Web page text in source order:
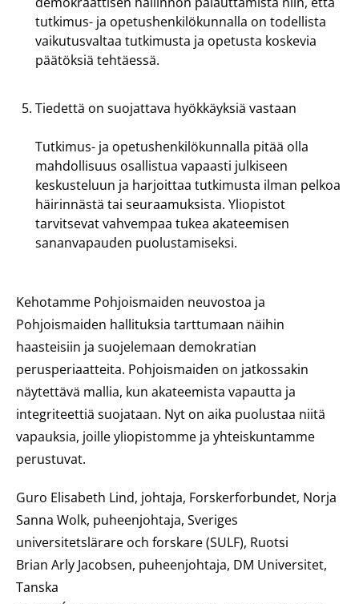
tutkimus- ja opetushenkilökunnalla on todellista
vaikutusvaltaa tutkimusta ja opetusta koskevia
päätöksiä tehtäessä.
Tiedettä on suojattava hyökkäyksiä vastaan
Tutkimus- ja opetushenkilökunnalla pitää olla
mahdollisuus osallistua vapaasti julkiseen
keskusteluun ja harjoittaa tutkimusta ilman pelkoa
häirinnästä tai seuraamuksista. Yliopistot
tarvitsevat vahvempaa tukea akateemisen
sananvapauden puolustamiseksi.
Kehotamme Pohjoismaiden neuvostoa ja
Pohjoismaiden hallituksia tarttumaan näihin
haasteisiin ja suojelemaan demokratian
perusperiaatteita. Pohjoismaiden on jatkossakin
näytettävä mallia, kun akateemista vapautta ja
integriteettiä suojataan. Nyt on aika puolustaa niitä
vapauksia, joille yliopistomme ja yhteiskuntamme
perustuvat.
Guro Elisabeth Lind, johtaja, Forskerforbundet, Norja
Sanna Wolk, puheenjohtaja, Sveriges
universitetslärare och forskare (SULF), Ruotsi
Brian Arly Jacobsen, puheenjohtaja, DM Universitet,
Tanska